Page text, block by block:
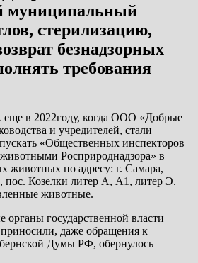
муниципальный
стерилизацию,
безнадзорных
требования
еще в 2022году, когда ООО «Добрые
и учредителей, стали
«Общественных инспекторов
Росприроднадзора» в
животных по адресу: г. Самара,
пос. Козелки литер А, А1, литер Э.
животные.
государственной власти
приносили, даже обращения к
Думы РФ, обернулось